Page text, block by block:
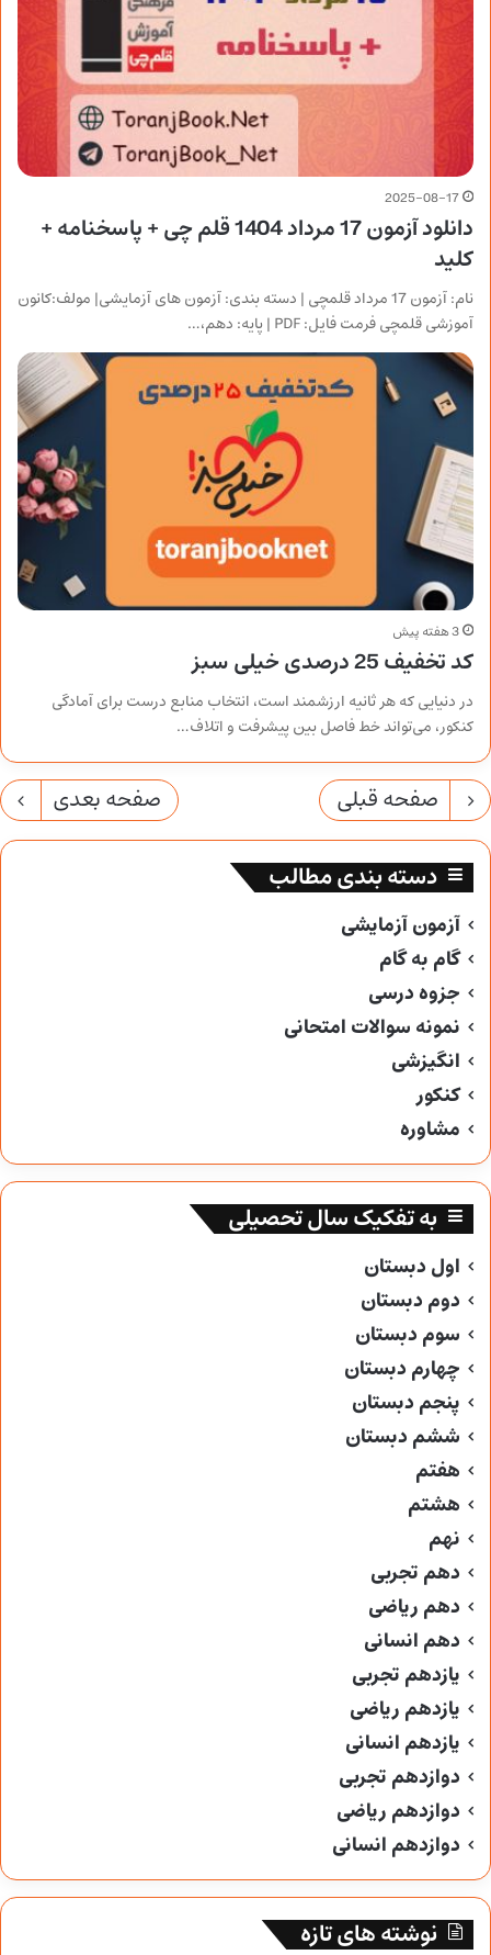
2025-08-17
دانلود آزمون 17 مرداد 1404 قلم چی + پاسخنامه +
کلید
نام: آزمون 17 مرداد قلمچی | دسته بندی: آزمون های آزمایشی| مولف:کانون
آموزشی قلمچی فرمت فایل: PDF | پایه: دهم،…
3 هفته پیش
کد تخفیف 25 درصدی خیلی سبز
در دنیایی که هر ثانیه ارزشمند است، انتخاب منابع درست برای آمادگی
کنکور، می‌تواند خط فاصل بین پیشرفت و اتلاف…
صفحه قبلی صفحه بعدی
دسته بندی مطالب
آزمون آزمایشی
گام به گام
جزوه درسی
نمونه سوالات امتحانی
انگیزشی
کنکور
مشاوره
به تفکیک سال تحصیلی
اول دبستان
دوم دبستان
سوم دبستان
چهارم دبستان
پنجم دبستان
ششم دبستان
هفتم
هشتم
نهم
دهم تجربی
دهم ریاضی
دهم انسانی
یازدهم تجربی
یازدهم ریاضی
یازدهم انسانی
دوازدهم تجربی
دوازدهم ریاضی
دوازدهم انسانی
نوشته های تازه